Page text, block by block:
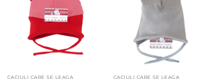
CACIULI CARE SE LEAGA CACIULI CARE SE LEAGA